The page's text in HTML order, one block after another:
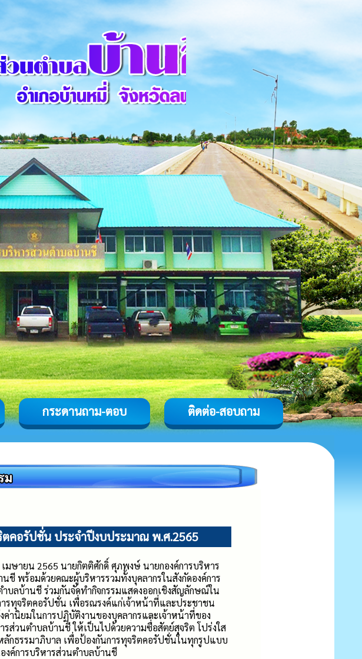
กระดานถาม-ตอบ ติดต่อ-สอบถาม
คอรัปชั่น ประจำปีงบประมาณ พ.ศ.2565
มษายน 2565 นายกิตติศักดิ์ ศุภพงษ์ นายกองค์การบริหาร
ชี พร้อมด้วยคณะผู้บริหารรวมทั้งบุคลากรในสังกัดองค์การ
บลบ้านชี ร่วมกันจัดทำกิจกรรมแสดงออกเชิงสัญลักษณ์ใน
รทุจริตคอรัปชั่น เพื่อรณรงค์แก่เจ้าหน้าที่และประชาชน
ค่านิยมในการปฏิบัติงานของบุคลากรและเจ้าหน้าที่ของ
รส่วนตำบลบ้านชี ให้เป็นไปด้วยความซื่่อสัตย์สุจริต โปร่งใส
ลักธรรมาภิบาล เพื่อป้องกันการทุจริตคอรัปชั่นในทุกรูปแบบ
งค์การบริหารส่วนตำบลบ้านชี